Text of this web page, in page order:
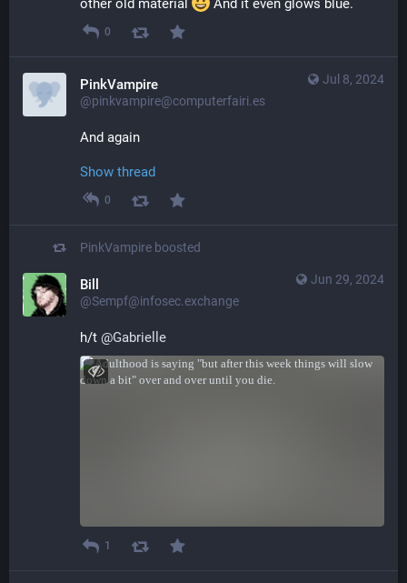
other old material
​ And it even glows blue.
0
Jul 8, 2024
PinkVampire
@pinkvampire@computerfairi.es
And again
Show thread
0
PinkVampire boosted
Jun 29, 2024
Bill
@Sempf@infosec.exchange
h/t @Gabrielle
1